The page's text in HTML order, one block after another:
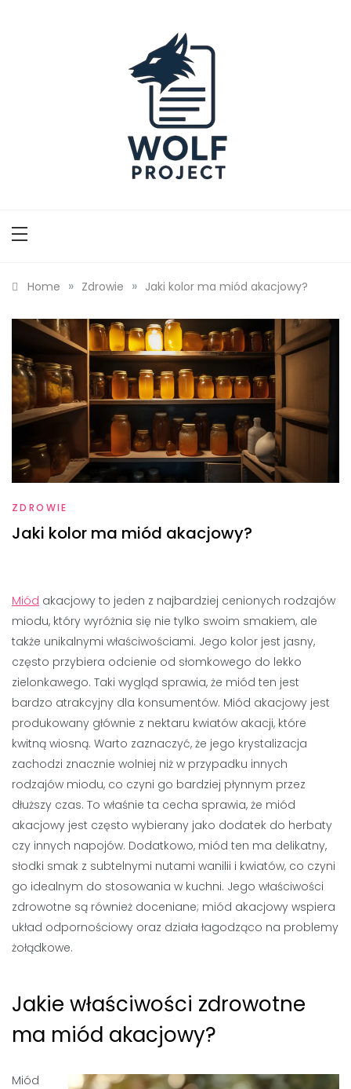
Home » Zdrowie » Jaki kolor ma miód akacjowy?
ZDROWIE
Jaki kolor ma miód akacjowy?
Miód akacjowy to jeden z najbardziej cenionych rodzajów
miodu, który wyróżnia się nie tylko swoim smakiem, ale
także unikalnymi właściwościami. Jego kolor jest jasny,
często przybiera odcienie od słomkowego do lekko
zielonkawego. Taki wygląd sprawia, że miód ten jest
bardzo atrakcyjny dla konsumentów. Miód akacjowy jest
produkowany głównie z nektaru kwiatów akacji, które
kwitną wiosną. Warto zaznaczyć, że jego krystalizacja
zachodzi znacznie wolniej niż w przypadku innych
rodzajów miodu, co czyni go bardziej płynnym przez
dłuższy czas. To właśnie ta cecha sprawia, że miód
akacjowy jest często wybierany jako dodatek do herbaty
czy innych napojów. Dodatkowo, miód ten ma delikatny,
słodki smak z subtelnymi nutami wanilii i kwiatów, co czyni
go idealnym do stosowania w kuchni. Jego właściwości
zdrowotne są również doceniane; miód akacjowy wspiera
układ odpornościowy oraz działa łagodząco na problemy
żołądkowe.
Jakie właściwości zdrowotne
ma miód akacjowy?
Miód